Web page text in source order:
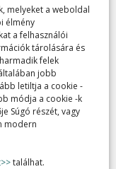
melyeket a weboldal
élmény
a felhasználói
tárolására és
felek
jobb
letiltja a cookie -
módja a cookie -k
Súgó részét, vagy
modern
találhat.